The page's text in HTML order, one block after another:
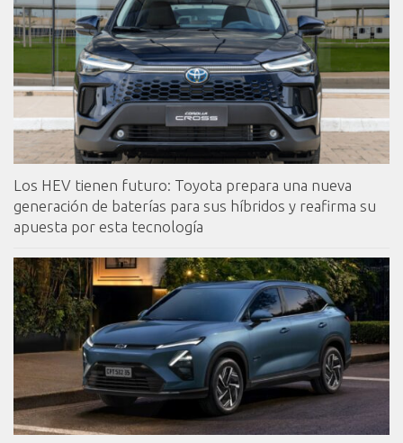
Los HEV tienen futuro: Toyota prepara una nueva
generación de baterías para sus híbridos y reafirma su
apuesta por esta tecnología